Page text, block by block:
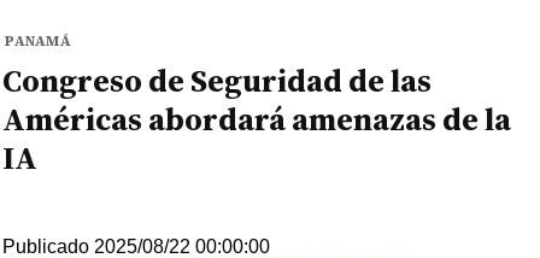
PANAMÁ
Congreso de Seguridad de las
Américas abordará amenazas de la
IA
Publicado 2025/08/22 00:00:00